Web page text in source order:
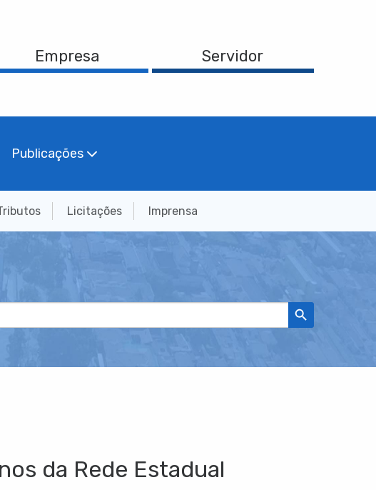
Empresa Servidor
Publicações
Licitações Imprensa
Search Button
da Rede Estadual